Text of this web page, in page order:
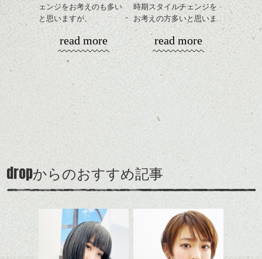
日本酒ソムリエの方からご指導受けながら
色が均一ではないですが、甘くておいしい
チェリーでした♪
やはり見た目より中味ですね！！
お次はコレ
ダークトーンの色味でク
ールに演出するのもおす
ナチュラルなトーンの色
で柔らかさをプラスする
のも良いですね。
またクセ毛の方は質感調
感をプラスして
をドライした後、
ワックスとオイルを混ぜ
せます。
質感をかるくととのえな
がら耳かけアレンジする
のも良い感じです。
ェンジをお考えのも多い
と思いますが、
演出したスタイルもこれ
からの季節とてもおすす
ェイスラインのデザイン
るのが良い感じです。
read more
時期スタイルチェンジを
お考えの方多いと思いま
す。
コンパクトなフォルムが
せてくれる効果もあり、
時短にも◎
軽めの前髪で透け感を演
出できるので、
この時期とてもおすすめ
ですよ。
ナチュラルなベージュカ
ラーで全体にツヤと透明
感をプラスして
質感も綺麗に見せやす
read more
dropからのおすすめ記事